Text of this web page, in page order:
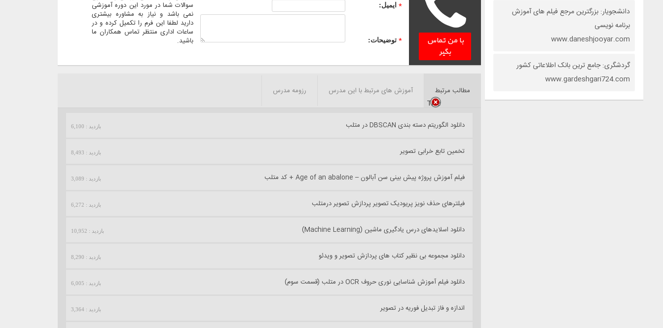
با من تماس
بگیر
* ایمیل:
* توضیحات:
سوالات شما در مورد این دوره آموزشی
نمی باشد و نیاز به مشاوره بیشتری
دارید لطفا این فرم را تکمیل کرده و در
ساعات اداری منتظر تماس همکاران ما
باشید.
مطالب مرتبط آموزش های مرتبط با این مدرس رزومه مدرس
دانلود الگوریتم دسته بندی DBSCAN در متلب بازدید : 6,100
تخمین تابع خرابی تصویر بازدید : 8,493
فیلم آموزش پروژه پیش بینی سن آبالون – Age of an abalone + کد متلب بازدید : 3,089
فیلترهای حذف نویز پریودیک تصویر پردازش تصویر درمتلب بازدید : 6,272
دانلود اسلایدهای درس یادگیری ماشین (Machine Learning) بازدید : 10,952
دانلود مجموعه بی نظیر کتاب های پردازش تصویر و ویدئو بازدید : 8,290
دانلود فیلم آموزش شناسایی نوری حروف OCR در متلب (قسمت سوم) بازدید : 6,005
اندازه و فاز تبدیل فوریه در تصویر بازدید : 3,364
دانشجویار: بزرگترین مرجع فیلم های آموزش
برنامه نویسی
www.daneshjooyar.com
گردشگری: جامع ترین بانک اطلاعاتی کشور
www.gardeshgari724.com
Title